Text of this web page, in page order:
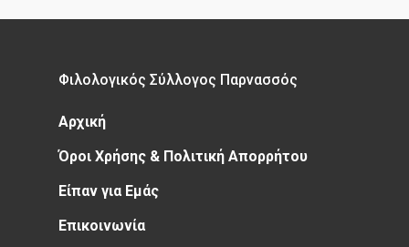
Φιλολογικός Σύλλογος Παρνασσός
Αρχική
Όροι Χρήσης & Πολιτική Απορρήτου
Είπαν για Εμάς
Επικοινωνία